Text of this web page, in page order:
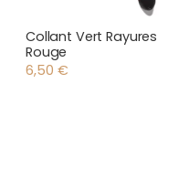
Collant Vert Rayures
Rouge
6,50 €